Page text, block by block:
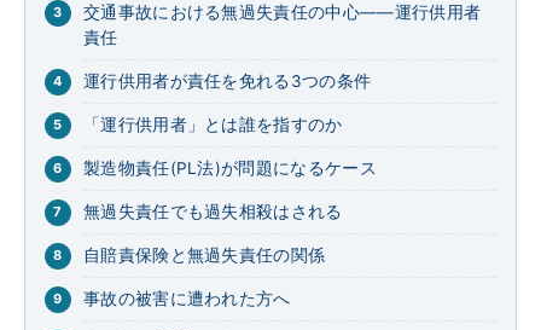
交通事故における無過失責任の中心——運行供用者
責任
運行供用者が責任を免れる3つの条件
「運行供用者」とは誰を指すのか
製造物責任(PL法)が問題になるケース
無過失責任でも過失相殺はされる
自賠責保険と無過失責任の関係
事故の被害に遭われた方へ